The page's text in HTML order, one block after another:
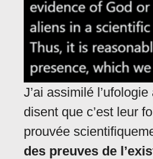
J’ai assimilé
disent que c’est leur
prouvée
des preuves de